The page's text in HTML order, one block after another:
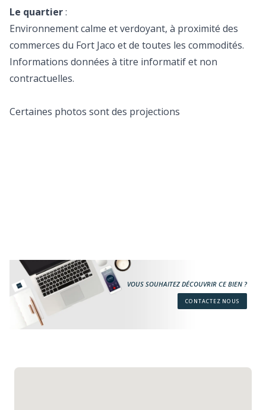
Le quartier:
Environnement calme et verdoyant, à proximité des
commerces du Fort Jaco et de toutes les commodités.
Informations données à titre informatif et non
contractuelles.
Certaines photos sont des projections
VOUS SOUHAITEZ DÉCOUVRIR CE BIEN ?
CONTACTEZ NOUS